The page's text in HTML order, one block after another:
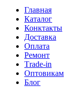
Главная
Каталог
Конктакты
Доставка
Оплата
Ремонт
Тrade-in
Оптовикам
Блог